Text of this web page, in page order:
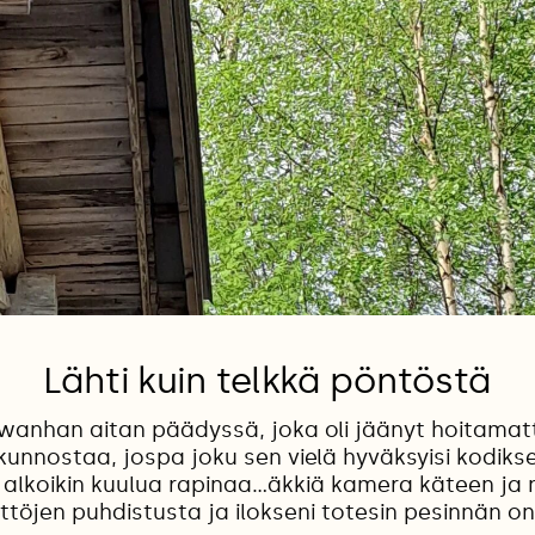
Lähti kuin telkkä pöntöstä
aitan päädyssä, joka oli jäänyt
jospa joku sen vielä hyväksyisi
kuulua rapinaa...äkkiä kamera käteen ja
puhdistusta ja ilokseni totesin pesinnän